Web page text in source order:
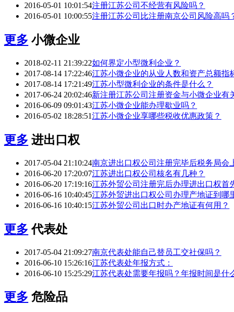
2016-05-01 10:01:54注册江苏公司不经营有风险吗？
2016-05-01 10:00:55注册江苏公司比注册南京公司风险高吗
更多 小微企业
2018-02-11 21:39:22如何界定小型微利企业？
2017-08-14 17:22:46江苏小微企业的从业人数和资产总额指
2017-08-14 17:21:49江苏小型微利企业的条件是什么？
2017-06-24 20:02:46新注册江苏公司注册资金与小微企业有
2016-06-09 09:01:43江苏小微企业能办理歇业吗？
2016-05-02 18:28:51江苏小微企业享哪些税收优惠政策？
更多 进出口权
2017-05-04 21:10:24南京进出口权公司注册完毕后税务局会
2016-06-20 17:20:07江苏进出口权公司核名有几种？
2016-06-20 17:19:16江苏外贸公司注册完后办理进出口权首
2016-06-16 10:40:45江苏外贸进出口权公司办理产地证到哪
2016-06-16 10:40:15江苏外贸公司出口时办产地证有何用？
更多 代表处
2017-05-04 21:09:27南京代表处能自己替员工交社保吗？
2016-06-10 15:26:16江苏代表处年报方式：
2016-06-10 15:25:29江苏代表处需要年报吗？年报时间是什
更多 危险品